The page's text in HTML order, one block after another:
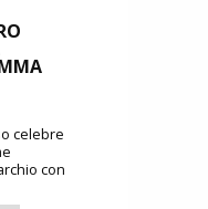
celebre
con